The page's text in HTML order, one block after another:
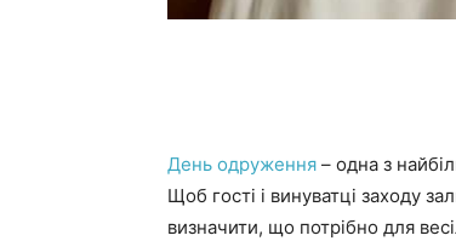
День одруження – одна з
Щоб гості і винуватці заходу
визначити, що потрібно для